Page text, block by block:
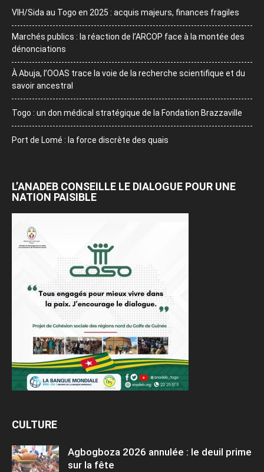
VIH/Sida au Togo en 2025 : acquis majeurs, finances fragiles
Marchés publics : la réaction de l’ARCOP face à la montée des
dénonciations
À Abuja, l’OOAS trace la voie de la recherche scientifique et du
savoir ancestral
Togo : un don médical stratégique de la Fondation Brazzaville
Port de Lomé : la force discrète des quais
L’ANADEB CONSEILLE LE DIALOGUE POUR UNE
NATION PAISIBLE
CULTURE
Agbogboza 2026 annulée : le deuil prime
sur la fête